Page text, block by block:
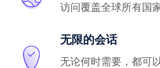
访问覆盖全球所有国
无限的会话
无论何时需要，都可